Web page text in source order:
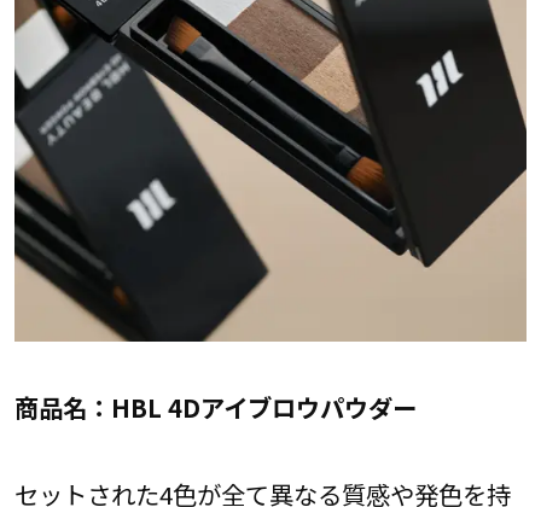
商品名：HBL 4Dアイブロウパウダー
セットされた4色が全て異なる質感や発色を持